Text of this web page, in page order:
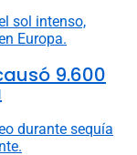
9.600